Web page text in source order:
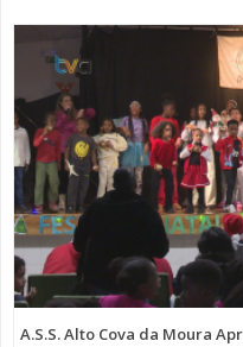
A.S.S. Alto Cova da Moura